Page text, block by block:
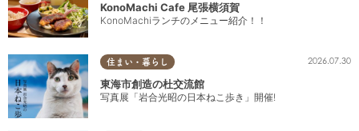
KonoMachi Cafe 尾張横須賀
KonoMachiランチのメニュー紹介！！
住まい・暮らし 2026.07.30
東海市創造の杜交流館
写真展「岩合光昭の日本ねこ歩き」開催!